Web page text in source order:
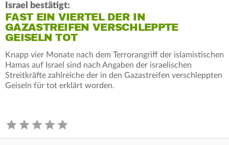
Israel bestätigt:
FAST EIN VIERTEL DER IN
GAZASTREIFEN VERSCHLEPPTE
GEISELN TOT
Knapp vier Monate nach dem Terrorangriff der islamistischen
Hamas auf Israel sind nach Angaben der israelischen
Streitkräfte zahlreiche der in den Gazastreifen verschleppten
Geiseln für tot erklärt worden.